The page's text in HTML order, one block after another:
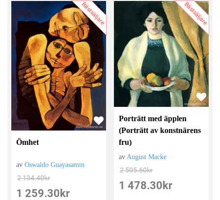
Bästsäljare
Ömhet
avOswaldo Guayasamin
2 134.40kr
1 259.30 kr
Bästsäljare
Porträtt med äpplen
(Porträtt av konstnärens
fru)
avAugust Macke
2 505.60kr
1 478.30 kr